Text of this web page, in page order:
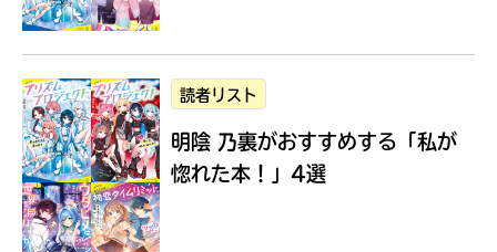
読者リスト
明陰 乃裏がおすすめする 「私が
惚れた本！」4選
に
エ